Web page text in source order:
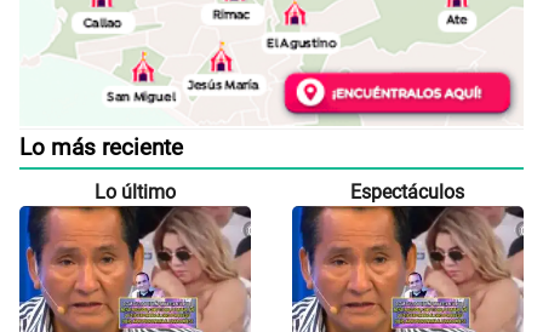
Lo más reciente
Lo último Espectáculos